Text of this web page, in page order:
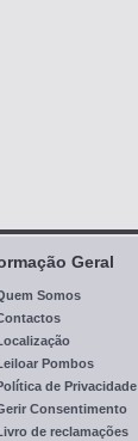
Geral
Somos
Pombos
de Privacidade
Consentimento
de reclamações